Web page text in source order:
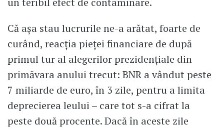
Că așa stau lucrurile ne-a arătat, foarte de
curând, reacția pieței financiare de după
primul tur al alegerilor prezidențiale din
primăvara anului trecut: BNR a vândut peste
7 miliarde de euro, în 3 zile, pentru a limita
deprecierea leului – care tot s-a cifrat la
peste două procente. Dacă în aceste zile